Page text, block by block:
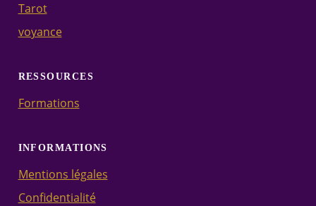
Tarot
voyance
RESSOURCES
Formations
INFORMATIONS
Mentions légales
Confidentialité